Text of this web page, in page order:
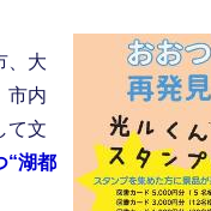
、大
市内
て文
“湖都